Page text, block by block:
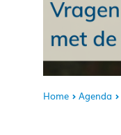
Home Agenda